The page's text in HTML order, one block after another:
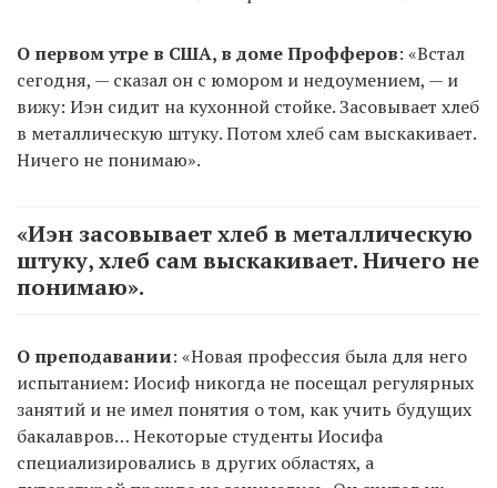
О первом утре в США, в доме Профферов: «Встал
сегодня, — сказал он с юмором и недоумением, — и
вижу: Иэн сидит на кухонной стойке. Засовывает хлеб
в металлическую штуку. Потом хлеб сам выскакивает.
Ничего не понимаю».
«Иэн засовывает хлеб в металлическую
штуку, хлеб сам выскакивает. Ничего не
понимаю».
О преподавании: «Новая профессия была для него
испытанием: Иосиф никогда не посещал регулярных
занятий и не имел понятия о том, как учить будущих
бакалавров… Некоторые студенты Иосифа
специализировались в других областях, а